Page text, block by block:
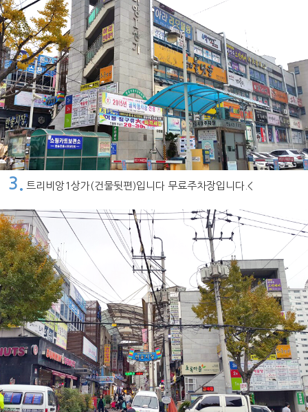
3. 트리비앙1상가(건물뒷편)입니다 무료주차장입니다.<